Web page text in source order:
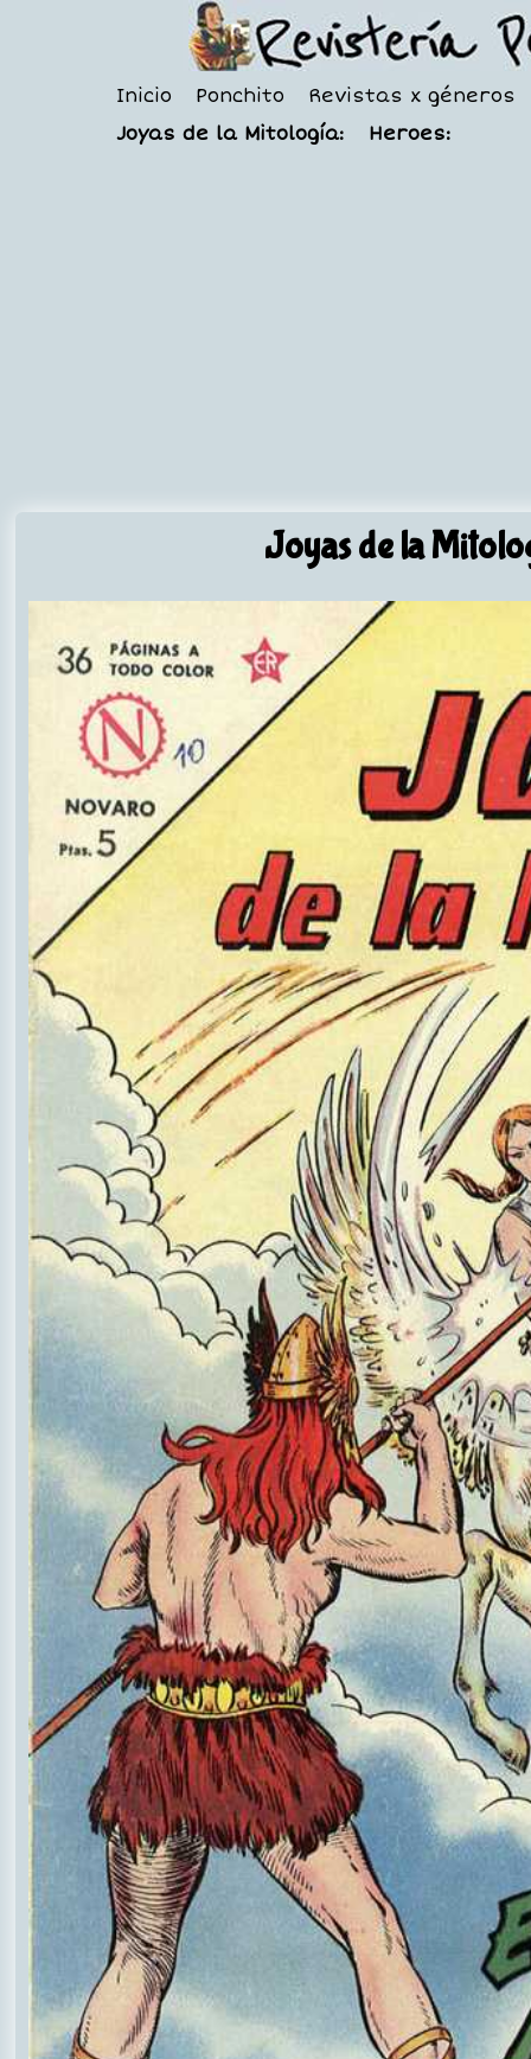
Inicio Ponchito
Revistas x géneros
Joyas de la Mitología:
Heroes:
Joyas de la